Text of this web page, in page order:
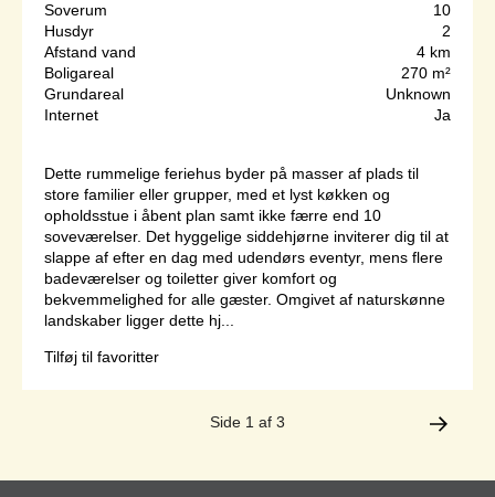
Soverum
10
Husdyr
2
Afstand vand
4 km
Boligareal
270 m²
Grundareal
Unknown
Internet
Ja
Dette rummelige feriehus byder på masser af plads til
store familier eller grupper, med et lyst køkken og
opholdsstue i åbent plan samt ikke færre end 10
soveværelser. Det hyggelige siddehjørne inviterer dig til at
slappe af efter en dag med udendørs eventyr, mens flere
badeværelser og toiletter giver komfort og
bekvemmelighed for alle gæster. Omgivet af naturskønne
landskaber ligger dette hj...
Tilføj til favoritter
Side 1 af 3